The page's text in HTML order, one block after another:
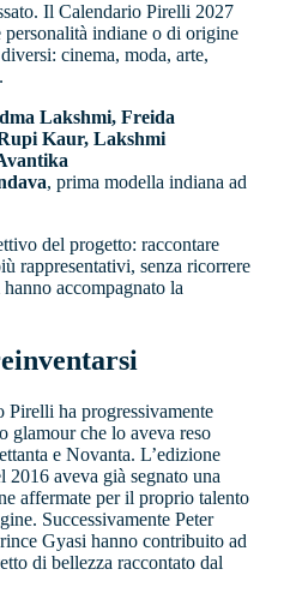
Il Calendario Pirelli 2027
indiane o di origine
cinema, moda, arte,
Lakshmi, Freida
Kaur, Lakshmi
, prima modella indiana ad
del progetto: raccontare
rappresentativi, senza ricorrere
accompagnato la
ha progressivamente
glamour che lo aveva reso
e Novanta. L’edizione
aveva già segnato una
affermate per il proprio talento
Successivamente Peter
Gyasi hanno contribuito ad
di bellezza raccontato dal